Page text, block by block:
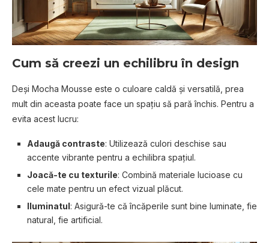
Cum să creezi un echilibru în design
Deși Mocha Mousse este o culoare caldă și versatilă, prea
mult din aceasta poate face un spațiu să pară închis. Pentru a
evita acest lucru:
Adaugă contraste: Utilizează culori deschise sau
accente vibrante pentru a echilibra spațiul.
Joacă-te cu texturile: Combină materiale lucioase cu
cele mate pentru un efect vizual plăcut.
Iluminatul: Asigură-te că încăperile sunt bine luminate, fie
natural, fie artificial.